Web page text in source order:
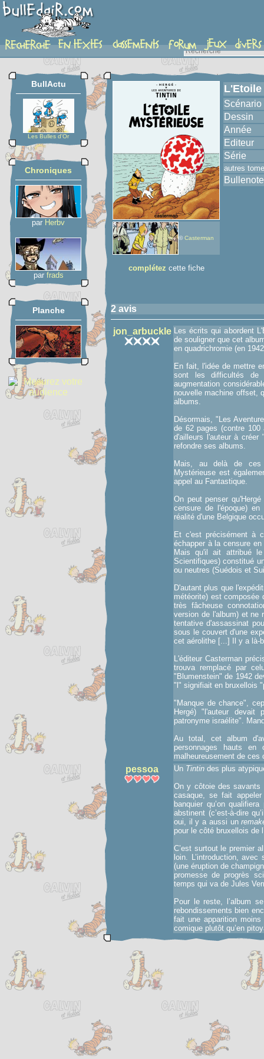
album
BullActu
Les Bulles d'Or
Chroniques
par Herbv
par frads
Planche
© Casterman
complétez cette fiche
Scénario
Dessin
Année
Editeur
Série
autres
Bullenote
2 avis
jon_arbuckle Les écrits qui abordent
de souligner que cet
en quadrichromie (en
En fait, l'idée de mettre
sont les difficultés de
augmentation
nouvelle machine offset,
albums.
Désormais, "Les
de 62 pages (contre
d'ailleurs l'auteur à
refondre ses albums.
Mais, au delà de ces
Mystérieuse est
appel au Fantastique.
On peut penser
censure de l'époque)
réalité d'une Belgique
Et c'est précisément à
échapper à la censure
Mais qu'il ait attribué
Scientifiques) constitué
ou neutres (Suédois et
D'autant plus que
météorite) est composée
très fâcheuse
version de l'album) et ne
tentative d'assassinat
sous le couvert d'une
cet aérolithe [...] Il y a là-
L'éditeur Casterman
trouva remplacé par
"Blumenstein" de 1942
"l" signifiait en bruxellois
"Manque de chance",
Hergé) "l'auteur devait
patronyme israélite".
Au total, cet album
personnages hauts
malheureusement de
pessoa Un Tintin des plus
On y côtoie des savants
casaque, se fait
banquier qu’on
abstinent (c’est-à-dire
oui, il y a aussi un
pour le côté bruxellois de
C’est surtout le premier
loin. L’introduction,
(une éruption de
promesse de progrès
temps qui va de Jules
Pour le reste, l’album
rebondissements bien
fait une apparition
comique plutôt qu’en